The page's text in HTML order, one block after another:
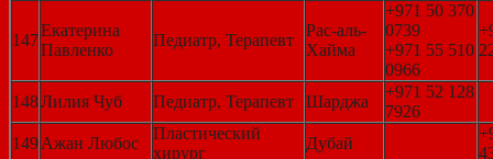
147
Екатерина
Павленко
Педиатр, Терапевт
Рас-аль-
Хайма
+971 50 370
0739
+971 55 510
0966
148Лилия Чуб Педиатр, Терапевт Шарджа
+971 52 128
7926
149Ажан Любос
Пластический
хирург
Дубай